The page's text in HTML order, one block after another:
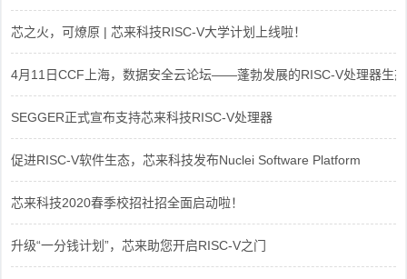
芯之火，可燎原 | 芯来科技RISC-V大学计划上线啦！
4月11日CCF上海，数据安全云论坛——蓬勃发展的RISC-V处理器生态
SEGGER正式宣布支持芯来科技RISC-V处理器
促进RISC-V软件生态，芯来科技发布Nuclei Software Platform
芯来科技2020春季校招社招全面启动啦！
升级“一分钱计划”，芯来助您开启RISC-V之门